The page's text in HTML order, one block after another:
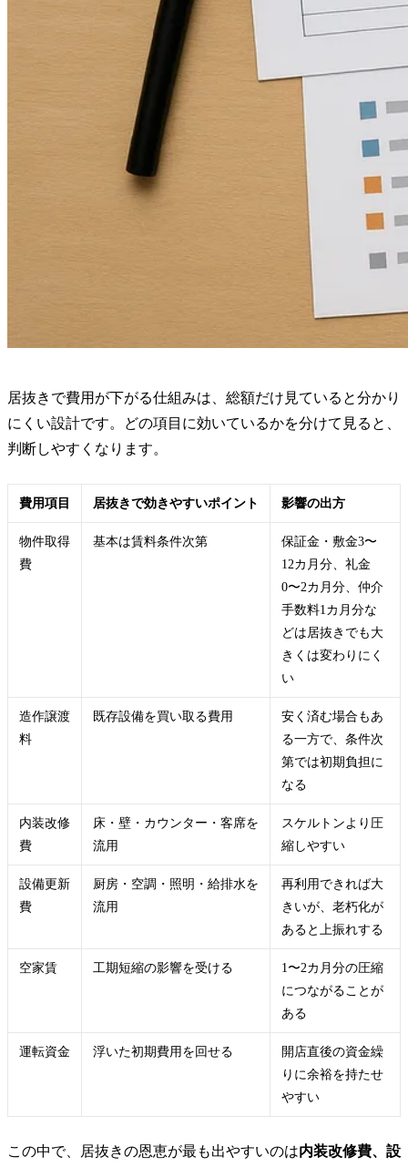
居抜きで費用が下がる仕組みは、総額だけ見ていると分かり
にくい設計です。どの項目に効いているかを分けて見ると、
判断しやすくなります。
費用項目 居抜きで効きやすいポイント 影響の出方
物件取得
費
基本は賃料条件次第
保証金・敷金3〜
12カ月分、礼金
0〜2カ月分、仲介
手数料1カ月分な
どは居抜きでも大
きくは変わりにく
い
造作譲渡
料
既存設備を買い取る費用
安く済む場合もあ
る一方で、条件次
第では初期負担に
なる
内装改修
費
床・壁・カウンター・客席を
流用
スケルトンより圧
縮しやすい
設備更新
費
厨房・空調・照明・給排水を
流用
再利用できれば大
きいが、老朽化が
あると上振れする
空家賃 工期短縮の影響を受ける
1〜2カ月分の圧縮
につながることが
ある
運転資金 浮いた初期費用を回せる
開店直後の資金繰
りに余裕を持たせ
やすい
この中で、居抜きの恩恵が最も出やすいのは内装改修費、設